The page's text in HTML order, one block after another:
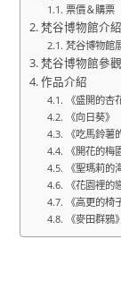
票價＆購票
梵谷博物館介紹
梵谷博物館
梵谷博物館參
作品介紹
《盛開的杏
《向日葵》
《吃馬鈴薯
《開花的梅
《聖瑪莉的
《花園裡的
《高更的椅
《麥田群鴉》